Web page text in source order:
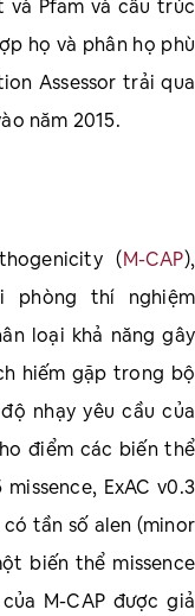
và Pfam và cấu trúc
họ và phân họ phù
Assessor trải qua
năm 2015.
(M-CAP),
phòng thí nghiệm
loại khả năng gây
hiếm gặp trong bộ
nhạy yêu cầu của
điểm các biến thể
missence, ExAC v0.3
tần số alen (minor
biến thể missence
M-CAP được giả